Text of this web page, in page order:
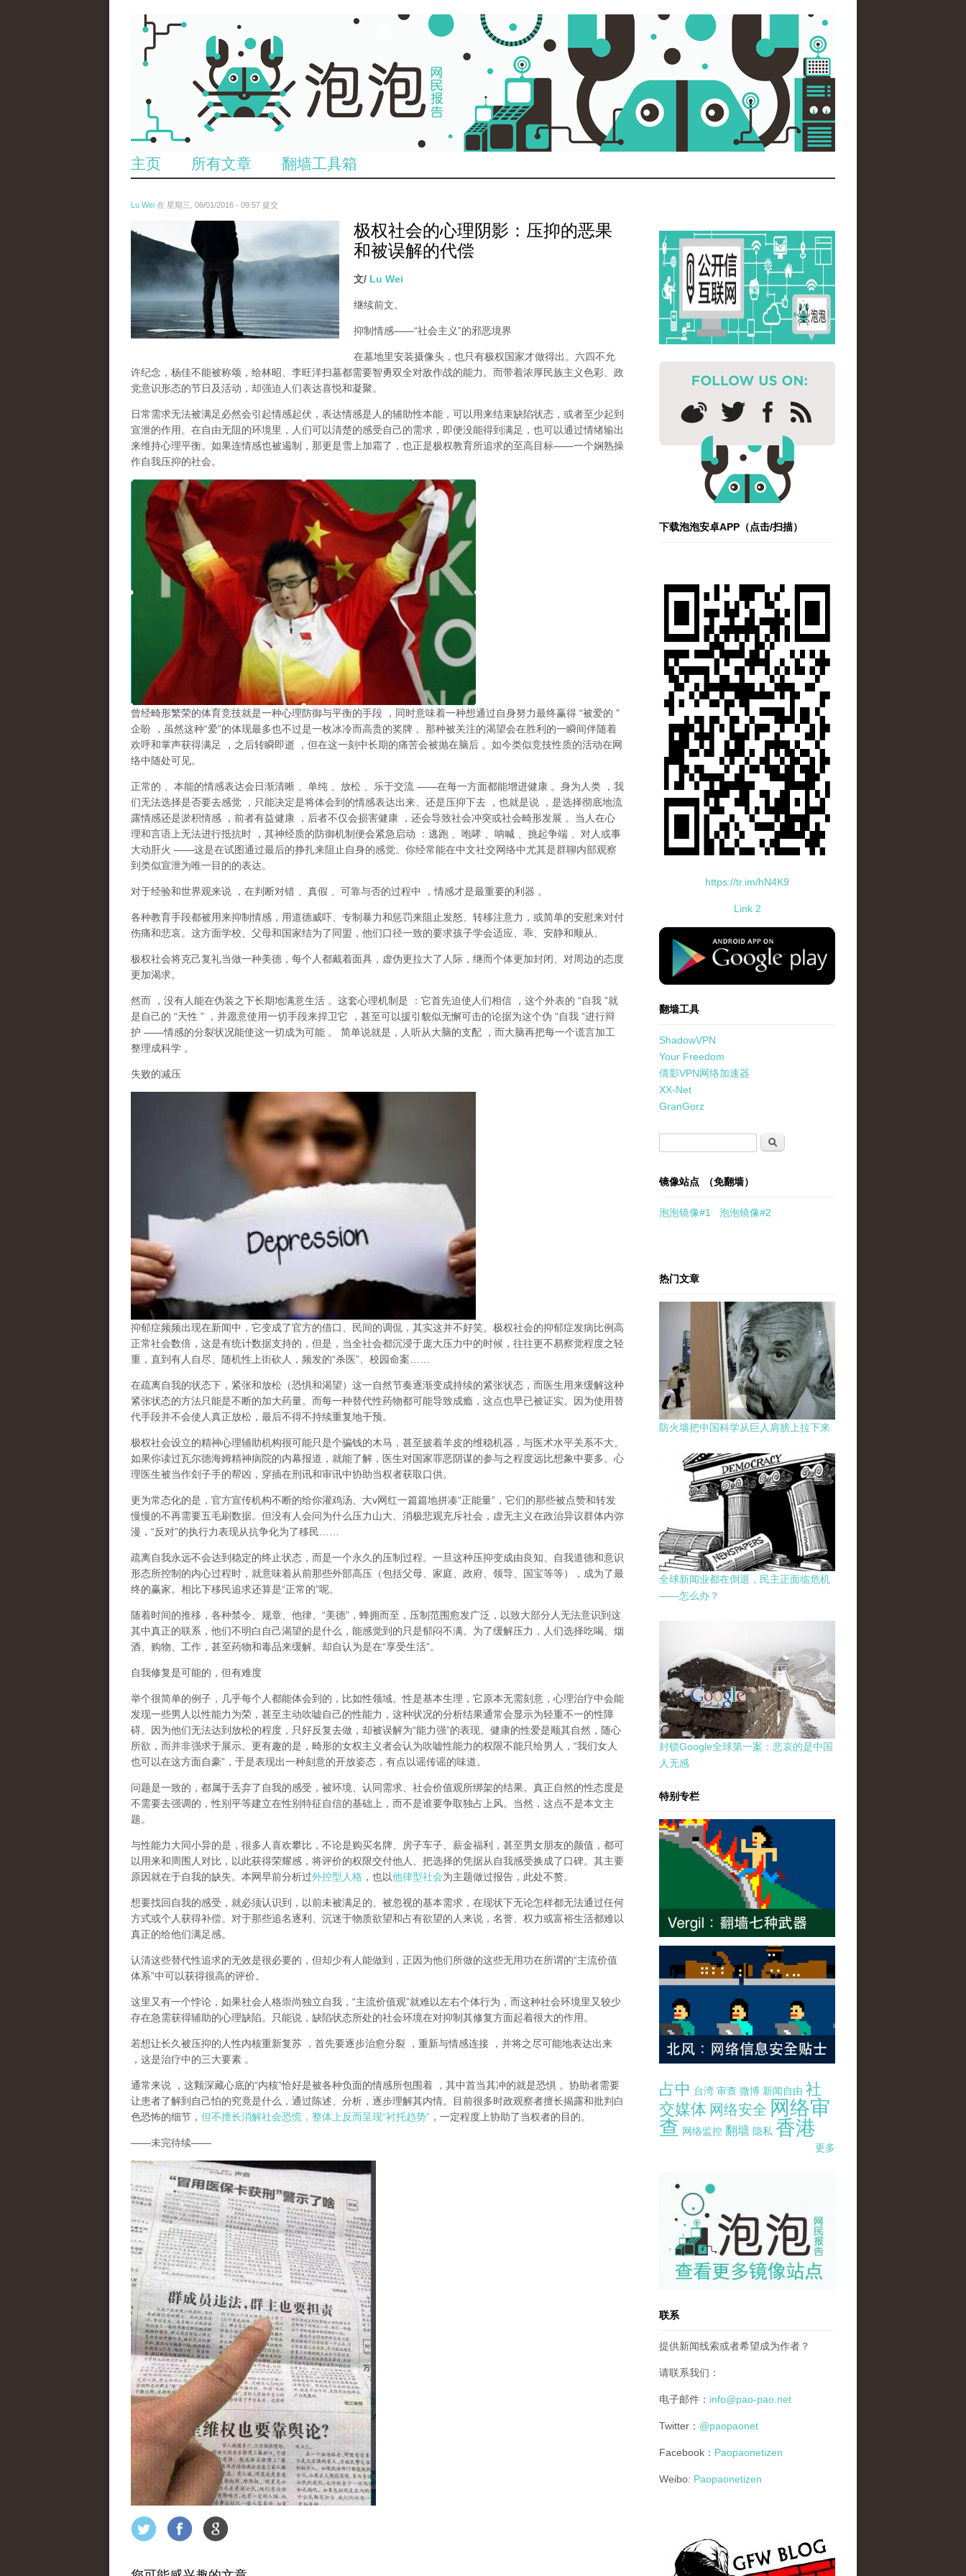
主页 所有文章 翻墙工具箱
Lu Wei 在 星期三, 06/01/2016 - 09:57 提交
wen_tou_tu_2.jpg
极权社会的心理阴影：压抑的恶果
和被误解的代偿
文/ Lu Wei
继续前文。
抑制情感——“社会主义”的邪恶境界
在墓地里安装摄像头，也只有极权国家才做得出。六四不允
许纪念，杨佳不能被称颂，给林昭、李旺洋扫墓都需要智勇双全对敌作战的能力。而带着浓厚民族主义色彩、政
党意识形态的节日及活动，却强迫人们表达喜悦和凝聚。
日常需求无法被满足必然会引起情感起伏， 表达情感是人的辅助性本能，可以用来结束缺陷状态，或者至少起到
宣泄的作用 。在自由无阻的环境里，人们可以清楚的感受自己的需求，即便没能得到满足，也可以通过情绪输出
来维持心理平衡。如果连情感也被遏制，那更是雪上加霜了，也正是极权教育所追求的至高目标——一个娴熟操
作自我压抑的社会。
曾经畸形繁荣的体育竞技就是一种心理防御与平衡的手段 ，同时意味着一种想通过自身努力最终赢得 “被爱的 ”
企盼
，虽然这种“爱”的体现最多也不过是一枚冰冷而高贵的奖牌 。那种被关注的渴望会在胜利的一瞬间伴随着
欢呼和掌声获得满足
，之后转瞬即逝 ，但在这一刻中长期的痛苦会被抛在脑后 。如今类似竞技性质的活动在网
络中随处可见。
正常的 、本能的情感表达会日渐清晰 、单纯 、放松 、乐于交流 ——在每一方面都能增进健康 。身为人类
，我
们无法选择是否要去感觉
，只能决定是将体会到的情感表达出来、还是压抑下去 ，也就是说 ， 是选择彻底地流
露情感还是淤积情感
，前者有益健康 ，后者不仅会损害健康 ，还会导致社会冲突或社会畸形发展 。当人在心
理和言语上无法进行抵抗时
，其神经质的防御机制便会紧急启动 ：逃跑 、咆哮 、呐喊 、挑起争端
、对人或事
大动肝火 ——这是在试图通过最后的挣扎来阻止自身的感觉。你经常能在中文社交网络中尤其是群聊内部观察
到类似宣泄为唯一目的的表达。
对于经验和世界观来说 ，在判断对错 、真假 、可靠与否的过程中 ，情感才是最重要的利器 。
各种教育手段都被用来抑制情感，用道德威吓、专制暴力和惩罚来阻止发怒、转移注意力，或简单的安慰来对付
伤痛和悲哀。这方面学校、父母和国家结为了同盟，他们口径一致的要求孩子学会适应、乖、安静和顺从。
极权社会将克己复礼当做一种美德，每个人都戴着面具，虚伪更拉大了人际，继而个体更加封闭、对周边的态度
更加渴求。
然而 ，没有人能在伪装之下长期地满意生活 。这套心理机制是 ：它首先迫使人们相信 ，这个外表的 “自我 ”就
是自己的 “天性 ” ，并愿意使用一切手段来捍卫它 ，甚至可以援引貌似无懈可击的论据为这个伪 “自我 ”进行辩
护 ——情感的分裂状况能使这一切成为可能 。 简单说就是， 人听从大脑的支配
，而大脑再把每一个谎言加工
整理成科学 。
失败的减压
抑郁症频频出现在新闻中，它变成了官方的借口、民间的调侃，其实这并不好笑。极权社会的抑郁症发病比例高
正常社会数倍，这是有统计数据支持的，但是，当全社会都沉浸于庞大压力中的时候，往往更不易察觉程度之轻
重，直到有人自尽、随机性上街砍人，频发的“杀医” 、校园命案
在疏离自我的状态下，紧张和放松（恐惧和渴望）这一自然节奏逐渐变成持续的紧张状态，而医生用来缓解这种
紧张状态的方法只能是不断的加大药量。而每一种替代性药物都可能导致成瘾，这点也早已被证实。因为使用替
代手段并不会使人真正放松，最后不得不持续重复地干预。
极权社会设立的精神心理辅助机构很可能只是个骗钱的木马，甚至披着羊皮的维稳机器，与医术水平关系不大。
如果你读过瓦尔德海姆精神病院的内幕报道，就能了解，医生对国家罪恶阴谋的参与之程度远比想象中要多。心
理医生被当作刽子手的帮凶，穿插在刑讯和审讯中协助当权者获取口供。
更为常态化的是，官方宣传机构不断的给你灌鸡汤、大v网红一篇篇地拼凑“正能量” ，它们的那些被点赞和转发
慢慢的不再需要五毛刷数据。但没有人会问为什么压力山大、消极悲观充斥社会，虚无主义在政治异议群体内弥
漫， “反对”的执行力表现从抗争化为了移民
疏离自我永远不会达到稳定的终止状态，而是一个永久的压制过程。一旦这种压抑变成由良知、自我道德和意识
形态所控制的内心过程时，就意味着从前那些外部高压（包括父母、家庭、政府、领导、国宝等等），成为了最
终的赢家。相比下移民追求还算是“正常的”呢。
随着时间的推移，各种禁令、规章、他律、 “美德” ，蜂拥而至，压制范围愈发广泛，以致大部分人无法意识到这
其中真正的联系，他们不明白自己渴望的是什么，能感觉到的只是郁闷不满。为了缓解压力，人们选择吃喝、烟
酒、购物、工作，甚至药物和毒品来缓解。却自认为是在“享受生活”。
自我修复是可能的，但有难度
举个很简单的例子，几乎每个人都能体会到的，比如性领域。性是基本生理，它原本无需刻意，心理治疗中会能
发现一些男人以性能力为荣，甚至主动吹嘘自己的性能力，这种状况的分析结果通常会显示为轻重不一的性障
碍。因为他们无法达到放松的程度，只好反复去做，却被误解为“能力强”的表现。健康的性爱是顺其自然，随心
所欲，而并非强求于展示。更有趣的是，畸形的女权主义者会认为吹嘘性能力的权限不能只给男人， “我们女人
也可以在这方面自豪” ，于是表现出一种刻意的开放姿态，有点以谣传谣的味道。
问题是一致的，都属于丢弃了自我的感受，被环境、认同需求、社会价值观所绑架的结果。真正自然的性态度是
不需要去强调的，性别平等建立在性别特征自信的基础上，而不是谁要争取独占上风。当然，这点不是本文主
题。
与性能力大同小异的是，很多人喜欢攀比，不论是购买名牌、房子车子、薪金福利，甚至男女朋友的颜值，都可
以用来和周围人对比，以此获得荣耀感，将评价的权限交付他人、把选择的凭据从自我感受换成了口碑。其主要
原因就在于自我的缺失。本网早前分析过外控型人格 ，也以他律型社会为主题做过报告，此处不赘。
想要找回自我的感受，就必须认识到，以前未被满足的、被忽视的基本需求，在现状下无论怎样都无法通过任何
方式或个人获得补偿。对于那些追名逐利、沉迷于物质欲望和占有欲望的人来说，名誉、权力或富裕生活都难以
真正的给他们满足感。
认清这些替代性追求的无效是很必要的，但却少有人能做到，正因为他们所做的这些无用功在所谓的“主流价值
体系”中可以获得很高的评价。
这里又有一个悖论，如果社会人格崇尚独立自我， “主流价值观”就难以左右个体行为，而这种社会环境里又较少
存在急需获得辅助的心理缺陷。只能说， 缺陷状态所处的社会环境在对抑制其修复方面起着很大的作用。
若想让长久被压抑的人性内核重新复苏 ，首先要逐步治愈分裂 ，重新与情感连接
，并将之尽可能地表达出来
，这是治疗中的三大要素 。
通常来说 ，这颗深藏心底的“内核”恰好是被各种负面的情感所包围着 ，其中首当其冲的就是恐惧 。协助者需要
让患者了解到自己怕的究竟是什么，通过陈述、分析，逐步理解其内情。目前很多时政观察者擅长揭露和批判白
色恐怖的细节， 但不擅长消解社会恐慌，整体上反而呈现“衬托趋势” ，一定程度上协助了当权者的目的。
——未完待续——
下载泡泡安卓APP（点击/扫描）
https://tr.im/hN4K9
Link 2
standard-icon-googleplay-app-store.png
翻墙工具
ShadowVPN
Your Freedom
倩影VPN网络加速器
XX-Net
GranGorz
搜索
镜像站点 （免翻墙）
泡泡镜像#1 泡泡镜像#2
热门文章
防火墙把中国科学从巨人肩膀上拉下来
全球新闻业都在倒退，民主正面临危机
——怎么办？
封锁Google全球第一案：悲哀的是中国
人无感
特别专栏
占中 台湾 审查 微博 新闻自由 社
交媒体 网络安全 网络审
查 网络监控 翻墙 隐私 香港
更多
pao-pao-banner-mirror-site-120814.jpg
联系
提供新闻线索或者希望成为作者？
请联系我们：
电子邮件： info@pao-pao.net
Twitter： @paopaonet
Facebook： Paopaonetizen
Weibo: Paopaonetizen
gfw_blog_small.jpg